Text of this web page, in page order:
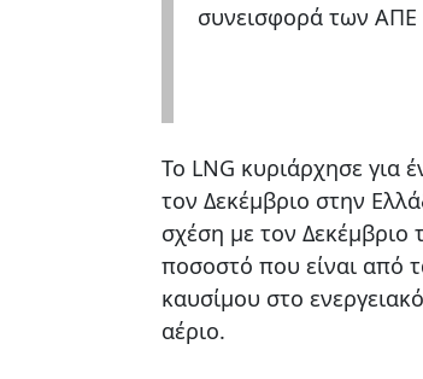
συνεισφορά των ΑΠΕ
Το LNG κυριάρχησε για
τον Δεκέμβριο στην
σχέση με τον
ποσοστό που είναι από
καυσίμου στο
αέριο.